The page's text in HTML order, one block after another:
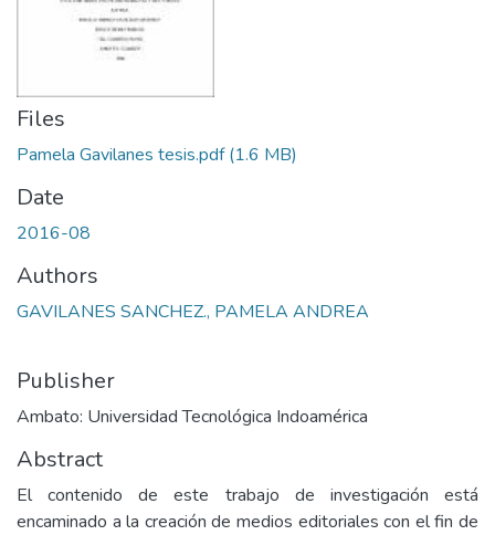
Files
Pamela Gavilanes tesis.pdf(1.6 MB)
Date
2016-08
Authors
GAVILANES SANCHEZ., PAMELA ANDREA
Publisher
Ambato: Universidad Tecnológica Indoamérica
Abstract
El contenido de este trabajo de investigación está
encaminado a la creación de medios editoriales con el fin de